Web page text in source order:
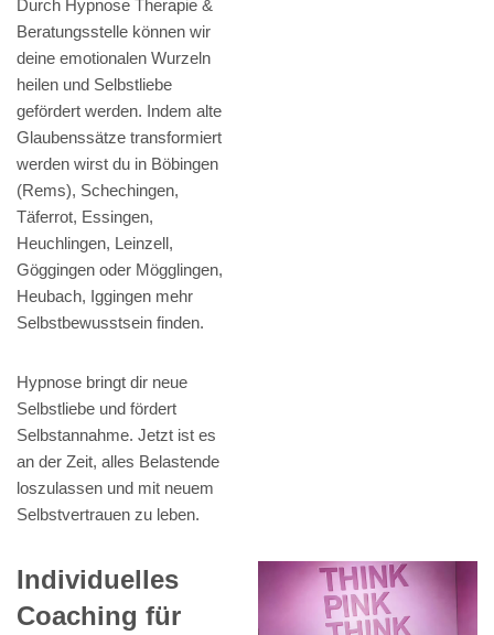
Durch Hypnose Therapie &
Beratungsstelle können wir
deine emotionalen Wurzeln
heilen und Selbstliebe
gefördert werden. Indem alte
Glaubenssätze transformiert
werden wirst du in Böbingen
(Rems), Schechingen,
Täferrot, Essingen,
Heuchlingen, Leinzell,
Göggingen oder Mögglingen,
Heubach, Iggingen mehr
Selbstbewusstsein finden.
Hypnose bringt dir neue
Selbstliebe und fördert
Selbstannahme. Jetzt ist es
an der Zeit, alles Belastende
loszulassen und mit neuem
Selbstvertrauen zu leben.
Individuelles
Coaching für